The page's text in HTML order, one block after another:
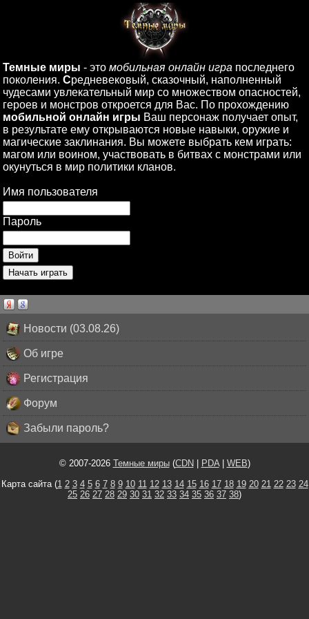
Темные миры - это мобильная онлайн игра последнего
поколения. Средневековый, сказочный, наполненный
чудесами увлекательный мир со множеством опасностей,
героев и монстров откроется для Вас. По прохождению
мобильной онлайн игры Ваш персонаж получает опыт,
в результате ему открываются новые навыки, оружие и
магические заклинания. Вы можете выбрать кем играть:
магом или воином, участвовать в битвах с монстрами или
окунуться в мир политики кланов.
Имя пользователя
Пароль
Новости (03.08.26)
Об игре
Регистрация
Форум
Забыли пароль?
© 2007-2026 Темные миры(CDN| PDA| WEB)
Карта сайта (1 2 3 4 5 6 7 8 9 10 11 12 13 14 15 16 17 18 19 20 21 22 23 24
25 26 27 28 29 30 31 32 33 34 35 36 37 38)